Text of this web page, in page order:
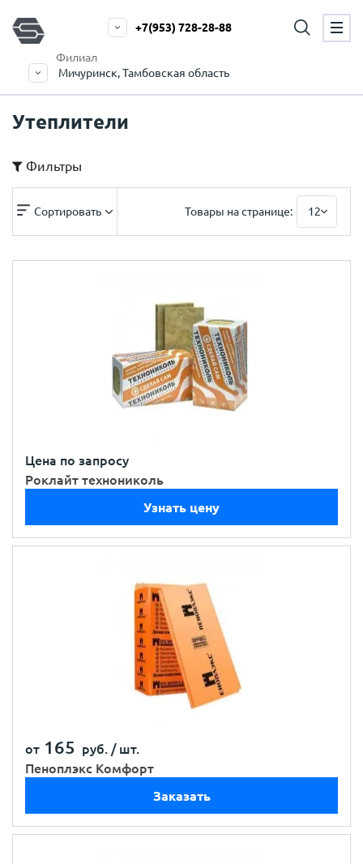
Филиал
Мичуринск, Тамбовская область
+7(953) 728-28-88
Утеплители
Фильтры
Сортировать Товары на странице: 12
Цена по запросу
Роклайт технониколь
Узнать цену
от 165 руб. / шт.
Пеноплэкс Комфорт
Заказать